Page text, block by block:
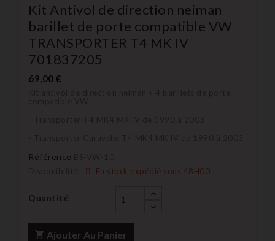
Kit Antivol de direction neiman
barillet de porte compatible VW
TRANSPORTER T4 MK IV
701837205
69,00 €
Référence
En stock expédié sous 48H00
Quantité
Ajouter Au Panier